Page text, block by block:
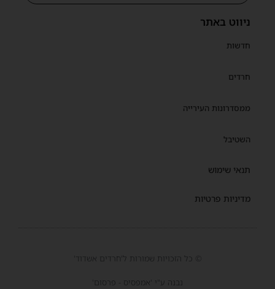
ניווט באתר
חדשות
חרדים
ממסדרונות העירייה
השטיבל
תנאי שימוש
מדיניות פרטיות
© כל הזכויות שמורות ל'חרדים אשדוד'
נבנה ע"י 'אמפסיס - פרסום'